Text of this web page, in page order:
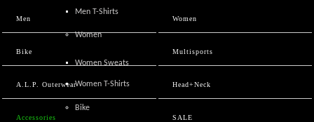
Men T-Shirts
Women
Women Sweats
Women T-Shirts
Bike
Men Women
Bike Multisports
A.L.P. Outerwear Head+Neck
Accessories SALE